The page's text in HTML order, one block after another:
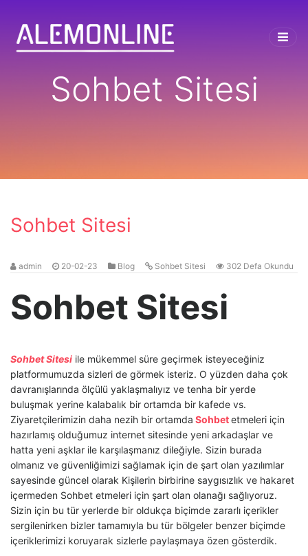
Sohbet Sitesi
Sohbet Sitesi
admin 20-02-23 Blog Sohbet Sitesi 302 Defa Okundu
Sohbet Sitesi
Sohbet Sitesi ile mükemmel süre geçirmek isteyeceğiniz
platformumuzda sizleri de görmek isteriz. O yüzden daha çok
davranışlarında ölçülü yaklaşmalıyız ve tenha bir yerde
buluşmak yerine kalabalık bir ortamda bir kafede vs.
Ziyaretçilerimizin daha nezih bir ortamda Sohbetetmeleri için
hazırlamış olduğumuz internet sitesinde yeni arkadaşlar ve
hatta yeni aşklar ile karşılaşmanız dileğiyle. Sizin burada
olmanız ve güvenliğimizi sağlamak için de şart olan yazılımlar
sayesinde güncel olarak Kişilerin birbirine saygısızlık ve hakaret
içermeden Sohbet etmeleri için şart olan olanağı sağlıyoruz.
Sizin için bu tür yerlerde bir oldukça biçimde zararlı içerikler
sergilenirken bizler tamamıyla bu tür bölgeler benzer biçimde
içeriklerimizi koruyarak sizlerle paylaşmaya özen gösterdik.